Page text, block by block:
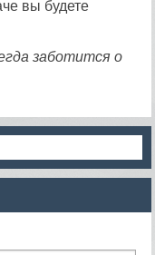
вы будете
заботится о